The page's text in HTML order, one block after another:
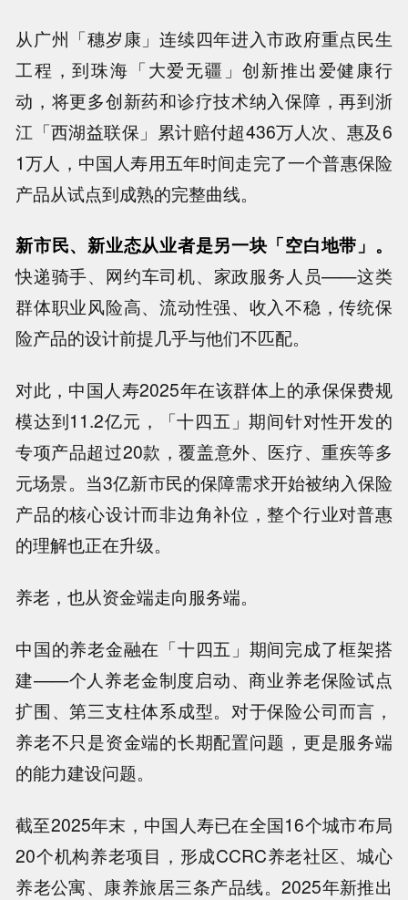
从广州「穗岁康」连续四年进入市政府重点民生
工程，到珠海「大爱无疆」创新推出爱健康行
动，将更多创新药和诊疗技术纳入保障，再到浙
江「西湖益联保」累计赔付超436万人次、惠及6
1万人，中国人寿用五年时间走完了一个普惠保险
产品从试点到成熟的完整曲线。
新市民、新业态从业者是另一块「空白地带」。
快递骑手、网约车司机、家政服务人员——这类
群体职业风险高、流动性强、收入不稳，传统保
险产品的设计前提几乎与他们不匹配。
对此，中国人寿2025年在该群体上的承保保费规
模达到11.2亿元，「十四五」期间针对性开发的
专项产品超过20款，覆盖意外、医疗、重疾等多
元场景。当3亿新市民的保障需求开始被纳入保险
产品的核心设计而非边角补位，整个行业对普惠
的理解也正在升级。
养老，也从资金端走向服务端。
中国的养老金融在「十四五」期间完成了框架搭
建——个人养老金制度启动、商业养老保险试点
扩围、第三支柱体系成型。对于保险公司而言，
养老不只是资金端的长期配置问题，更是服务端
的能力建设问题。
截至2025年末，中国人寿已在全国16个城市布局
20个机构养老项目，形成CCRC养老社区、城心
养老公寓、康养旅居三条产品线。2025年新推出